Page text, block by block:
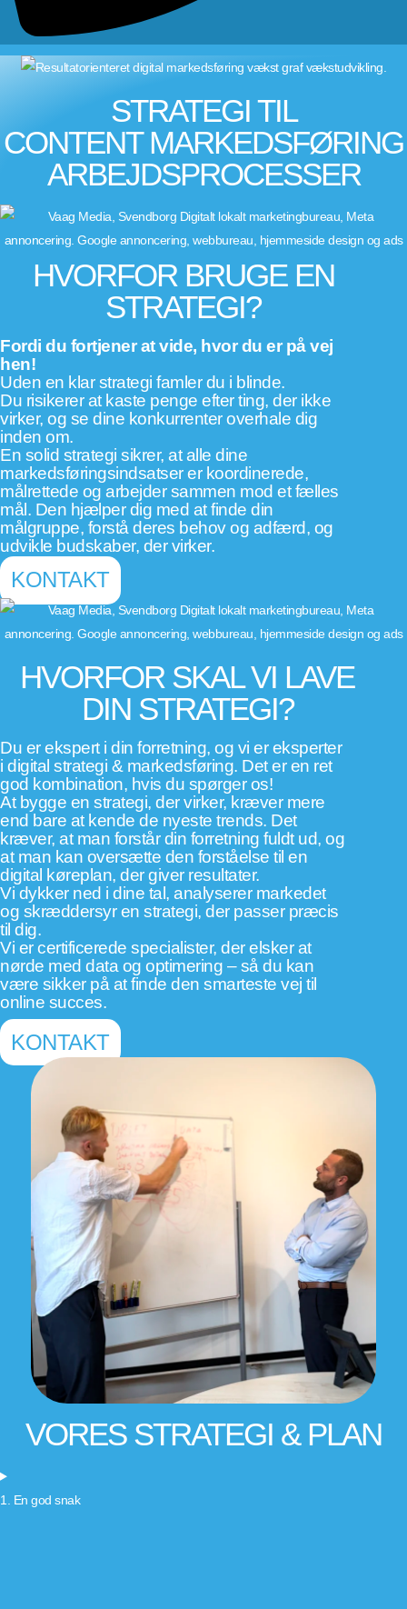
STRATEGI TIL
CONTENTMARKEDSFØRING
ARBEJDSPROCESSER
HVORFOR BRUGE EN
STRATEGI?
Fordi du fortjener at vide, hvor du er på vej
hen!
Uden en klar strategi famler du i blinde.
Du risikerer at kaste penge efter ting, der ikke
virker, og se dine konkurrenter overhale dig
inden om.
En solid strategi sikrer, at alle dine
markedsføringsindsatser er koordinerede,
målrettede og arbejder sammen mod et fælles
mål. Den hjælper dig med at finde din
målgruppe, forstå deres behov og adfærd, og
udvikle budskaber, der virker.
KONTAKT
HVORFOR SKAL VI LAVE
DIN STRATEGI?
Du er ekspert i din forretning, og vi er eksperter
i digital strategi & markedsføring. Det er en ret
god kombination, hvis du spørger os!
At bygge en strategi, der virker, kræver mere
end bare at kende de nyeste trends. Det
kræver, at man forstår din forretning fuldt ud, og
at man kan oversætte den forståelse til en
digital køreplan, der giver resultater.
Vi dykker ned i dine tal, analyserer markedet
og skræddersyr en strategi, der passer præcis
til dig.
Vi er certificerede specialister, der elsker at
nørde med data og optimering – så du kan
være sikker på at finde den smarteste vej til
online succes.
KONTAKT
VORES STRATEGI & PLAN
1. En god snak